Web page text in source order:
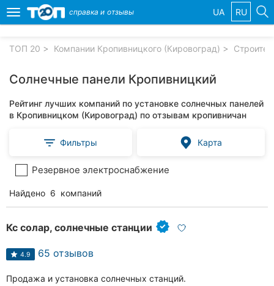
компании
Популярные
рубрики:
Стоматологии
Частные
клиники
Автошколы
Toggle
navigation
справка и отзывы UA RU
ТОП 20 Компании Кропивницкого (Кировоград)
Солнечные панели Кропивницкий
Рейтинг лучших компаний по установке солнечных панелей
в Кропивницком (Кировоград) по отзывам кропивничан
Фильтры Карта
Резервное электроснабжение
Найдено 6 компаний
Кс солар, солнечные станции
4.9 65 отзывов
Продажа и установка солнечных станций.